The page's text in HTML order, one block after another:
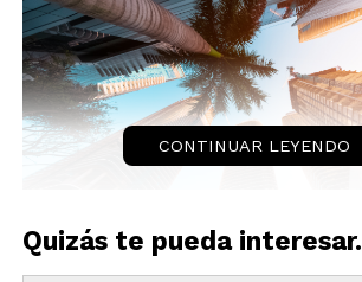
Miami en 48 horas: los esenciales
CONTINUAR LEYENDO
Quizás te pueda